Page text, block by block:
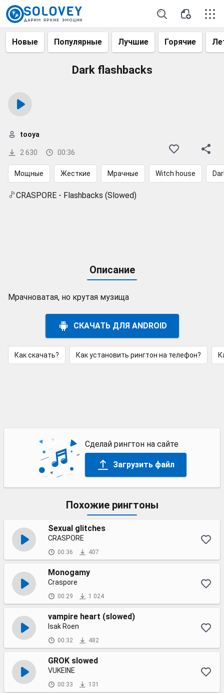
Новые Популярные Лучшие Горячие
Dark flashbacks
2 630 00:36
tooya
Мощные Жесткие Мрачные Witch house
CRASPORE - Flashbacks (Slowed)
Описание
Мрачноватая, но крутая музища
СКАЧАТЬ ДЛЯ ANDROID
Как скачать? Как установить рингтон на телефон?
Сделай рингтон на сайте
Загрузить файл
Похожие рингтоны
Sexual glitches
CRASPORE
00:36 407
Monogamy
Craspore
00:29 1 024
vampire heart (slowed)
Isak Roen
00:32 482
GROK slowed
VUKEINE
00:33 131